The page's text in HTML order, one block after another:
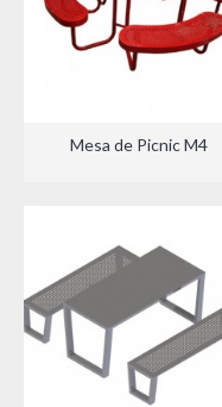
Mesa de Picnic M4